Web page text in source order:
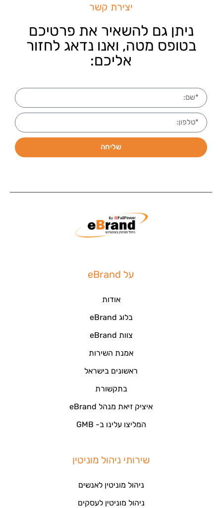
יצירת קשר
ניתן גם להשאיר את פרטיכם
בטופס מטה, ואנו נדאג לחזור
אליכם:
שליחה
על eBrand
אודות
בלוג eBrand
צוות eBrand
אמנת השירות
ראשונים בישראל
בתקשורת
איציק זיאת מנהל eBrand
המליצו עלינו ב- GMB
שירותי ניהול מוניטין
ניהול מוניטין לאנשים
ניהול מוניטין לעסקים